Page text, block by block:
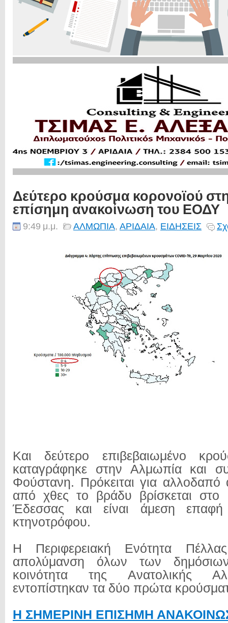
Δεύτερο κρούσμα κορονοϊού
επίσημη ανακοίνωση του ΕΟΔΥ
9:49 μ.μ. ΑΛΜΩΠΙΑ, ΑΡΙΔΑΙΑ, ΕΙΔΗΣΕΙΣ
Και δεύτερο επιβεβαιωμένο
καταγράφηκε στην Αλμωπία και
Φούστανη. Πρόκειται για αλλοδαπό
από χθες το βράδυ βρίσκεται στο
Έδεσσας και είναι άμεση
κτηνοτρόφου.
Η Περιφερειακή Ενότητα
απολύμανση όλων των
κοινότητα της Ανατολικής
εντοπίστηκαν τα δύο πρώτα
Η ΣΗΜΕΡΙΝΗ ΕΠΙΣΗΜΗ